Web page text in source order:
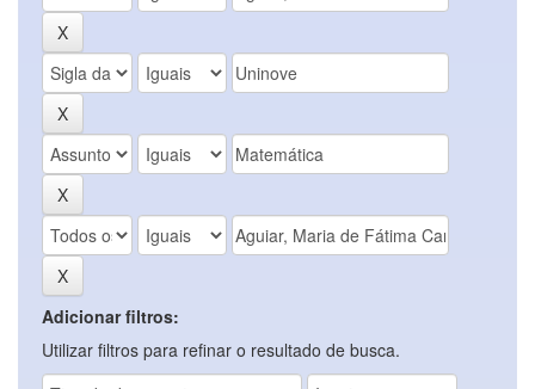
Adicionar filtros:
Utilizar filtros para refinar o resultado de busca.